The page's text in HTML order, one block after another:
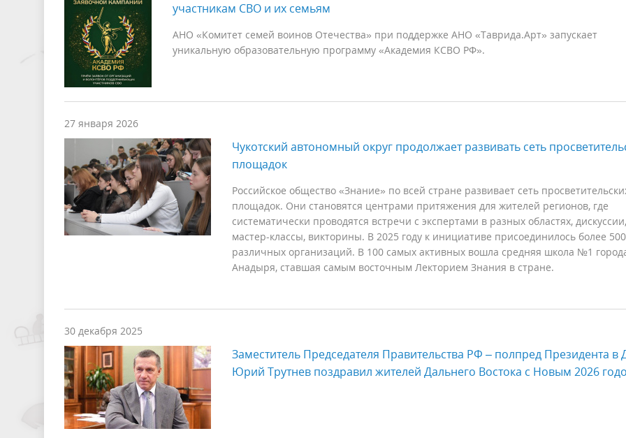
участникам СВО и их семьям
АНО «Комитет семей воинов Отечества» при поддержке АНО «Таврида.Арт» запускает
уникальную образовательную программу «Академия КСВО РФ».
27 января 2026
Чукотский автономный округ продолжает развивать сеть
площадок
Российское общество «Знание» по всей стране развивает сеть
площадок. Они становятся центрами притяжения для жителей регионов, где
систематически проводятся встречи с экспертами в разных областях, дискуссии,
мастер-классы, викторины. В 2025 году к инициативе присоединилось более 500
различных организаций. В 100 самых активных вошла средняя школа №1
Анадыря, ставшая самым восточным Лекторием Знания в стране.
30 декабря 2025
Заместитель Председателя Правительства РФ – полпред Президента
Юрий Трутнев поздравил жителей Дальнего Востока с Новым 2026